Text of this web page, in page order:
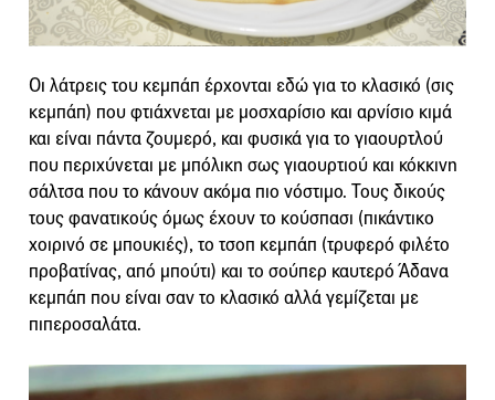
Οι λάτρεις του κεμπάπ έρχονται εδώ για το κλασικό (σις
κεμπάπ) που φτιάχνεται με μοσχαρίσιο και αρνίσιο κιμά
και είναι πάντα ζουμερό, και φυσικά για το γιαουρτλού
που περιχύνεται με μπόλικη σως γιαουρτιού και κόκκινη
σάλτσα που το κάνουν ακόμα πιο νόστιμο. Τους δικούς
τους φανατικούς όμως έχουν το κούσπασι (πικάντικο
χοιρινό σε μπουκιές), το τσοπ κεμπάπ (τρυφερό φιλέτο
προβατίνας, από μπούτι) και το σούπερ καυτερό Άδανα
κεμπάπ που είναι σαν το κλασικό αλλά γεμίζεται με
πιπεροσαλάτα.